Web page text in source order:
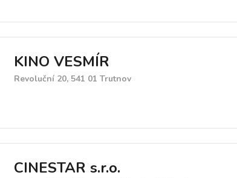
KINO VESMÍR
Revoluční 20, 541 01 Trutnov
CINESTAR s.r.o.